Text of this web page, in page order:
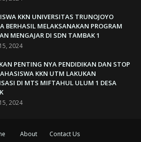
KKN UNIVERSITAS TRUNOJOYO
BERHASIL MELAKSANAKAN PROGRAM
MENGAJAR DI SDN TAMBAK 1
2024
PENTING NYA PENDIDIKAN DAN STOP
KKN UTM LAKUKAN
DI MTS MIFTAHUL ULUM 1 DESA
2024
About Contact Us